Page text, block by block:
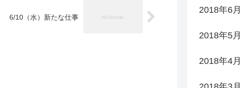
6/10（水）新たな仕事
2018年6月
2018年5月
2018年4月